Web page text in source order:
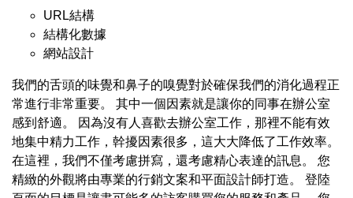
URL結構
結構化數據
網站設計
我們的舌頭的味覺和鼻子的嗅覺對於確保我們的消化過程正
常進行非常重要。 其中一個因素就是讓你的同事在辦公室
感到舒適。 因為沒有人喜歡去辦公室工作，那裡不能有效
地集中精力工作，幹擾因素很多，這大大降低了工作效率。
在這裡，我們不僅考慮拼寫，還考慮精心表達的訊息。 您
精緻的外觀將由專業的行銷文案和平面設計師打造。 登陸